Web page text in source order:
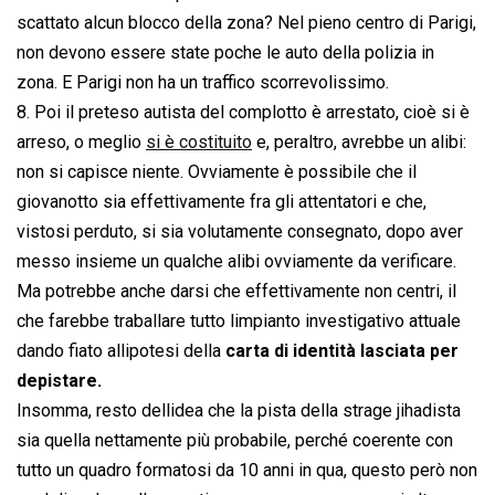
scattato alcun blocco della zona? Nel pieno centro di Parigi,
non devono essere state poche le auto della polizia in
zona. E Parigi non ha un traffico scorrevolissimo.
8. Poi il preteso autista del complotto è arrestato, cioè si è
arreso, o meglio si è costituito e, peraltro, avrebbe un alibi:
non si capisce niente. Ovviamente è possibile che il
giovanotto sia effettivamente fra gli attentatori e che,
vistosi perduto, si sia volutamente consegnato, dopo aver
messo insieme un qualche alibi ovviamente da verificare.
Ma potrebbe anche darsi che effettivamente non centri, il
che farebbe traballare tutto limpianto investigativo attuale
dando fiato allipotesi della carta di identità lasciata per
depistare.
Insomma, resto dellidea che la pista della strage jihadista
sia quella nettamente più probabile, perché coerente con
tutto un quadro formatosi da 10 anni in qua, questo però non